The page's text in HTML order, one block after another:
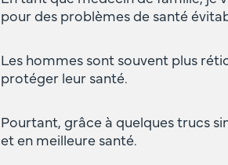
pour des problèmes de santé
Les hommes sont souvent plus
protéger leur santé.
Pourtant, grâce à quelques trucs
et en meilleure santé.